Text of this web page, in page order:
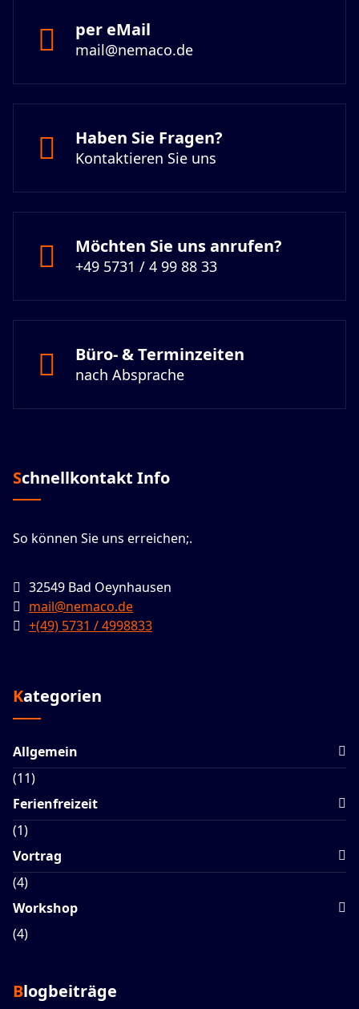
per eMail
mail@nemaco.de
Haben Sie Fragen?
Kontaktieren Sie uns
Möchten Sie uns anrufen?
+49 5731 / 4 99 88 33
Büro- & Terminzeiten
nach Absprache
Schnellkontakt Info
So können Sie uns erreichen;.
32549 Bad Oeynhausen
mail@nemaco.de
+(49) 5731 / 4998833
Kategorien
Allgemein
(11)
Ferienfreizeit
(1)
Vortrag
(4)
Workshop
(4)
Blogbeiträge